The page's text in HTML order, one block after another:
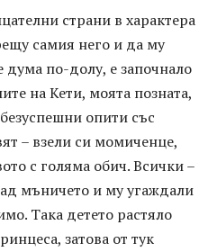
страни в характера
самия него и да му
дума по-долу, е започнало
на Кети, моята позната,
опити със
– взели си момиченце,
с голяма обич. Всички –
мъничето и му угаждали
Така детето растяло
затова от тук